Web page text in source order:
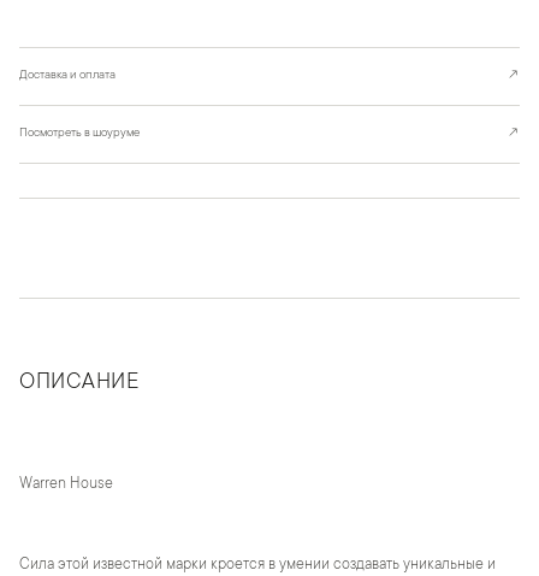
Доставка и оплата ↗
Посмотреть в шоуруме ↗
ОПИСАНИЕ
Warren House
Сила этой известной марки кроется в умении создавать уникальные и